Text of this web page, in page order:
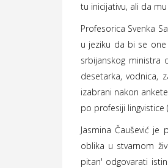
tu inicijativu, ali da
Profesorica Svenka
u jeziku da bi se
srbijanskog ministra
desetarka, vodnica,
izabrani nakon
po profesiji lingvistice
Jasmina Čaušević
oblika u stvarnom
pitan' odgovarati